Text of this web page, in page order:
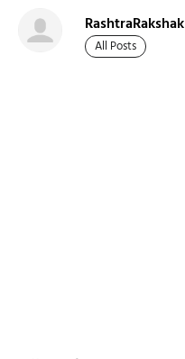
RashtraRakshak
All Posts